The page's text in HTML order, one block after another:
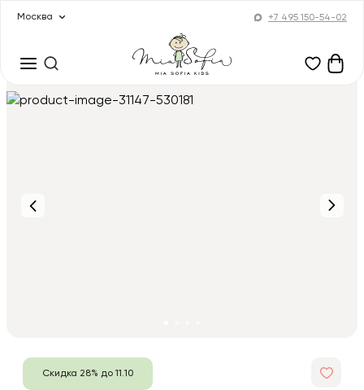
Москва +7 495 150-54-02
Скидка 28% до 11.10